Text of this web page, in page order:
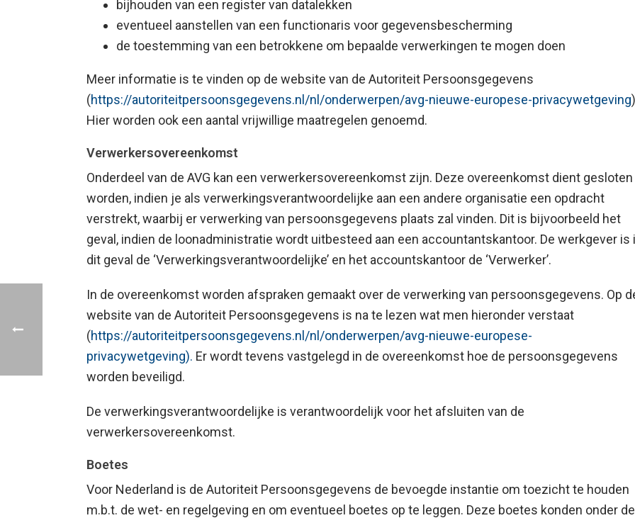
bijhouden van een register van datalekken
eventueel aanstellen van een functionaris voor gegevensbescherming
de toestemming van een betrokkene om bepaalde verwerkingen te mogen doen
Meer informatie is te vinden op de website van de Autoriteit Persoonsgegevens
(https://autoriteitpersoonsgegevens.nl/nl/onderwerpen/avg-nieuwe-europese-privacywetgeving
Hier worden ook een aantal vrijwillige maatregelen genoemd.
Verwerkersovereenkomst
Onderdeel van de AVG kan een verwerkersovereenkomst zijn. Deze overeenkomst dient gesloten
worden, indien je als verwerkingsverantwoordelijke aan een andere organisatie een opdracht
verstrekt, waarbij er verwerking van persoonsgegevens plaats zal vinden. Dit is bijvoorbeeld het
geval, indien de loonadministratie wordt uitbesteed aan een accountantskantoor. De werkgever is
dit geval de ‘Verwerkingsverantwoordelijke’ en het accountskantoor de ‘Verwerker’.
In de overeenkomst worden afspraken gemaakt over de verwerking van persoonsgegevens. Op
website van de Autoriteit Persoonsgegevens is na te lezen wat men hieronder verstaat
(https://autoriteitpersoonsgegevens.nl/nl/onderwerpen/avg-nieuwe-europese-
privacywetgeving). Er wordt tevens vastgelegd in de overeenkomst hoe de persoonsgegevens
worden beveiligd.
De verwerkingsverantwoordelijke is verantwoordelijk voor het afsluiten van de
verwerkersovereenkomst.
Boetes
Voor Nederland is de Autoriteit Persoonsgegevens de bevoegde instantie om toezicht te houden
m.b.t. de wet- en regelgeving en om eventueel boetes op te leggen. Deze boetes konden onder de